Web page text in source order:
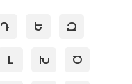
Դ Ե Զ
Լ Խ Ծ